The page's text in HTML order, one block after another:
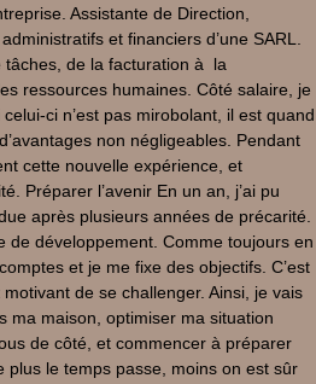
Assistante de Direction,
et financiers d’une SARL.
tâches, de la facturation à la
ressources humaines. Côté salaire, je
ci n’est pas mirobolant, il est quand
non négligeables. Pendant
cette nouvelle expérience, et
Préparer l’avenir En un an, j’ai pu
après plusieurs années de précarité.
de développement. Comme toujours en
et je me fixe des objectifs. C’est
de se challenger. Ainsi, je vais
ma maison, optimiser ma situation
de côté, et commencer à préparer
plus le temps passe, moins on est sûr